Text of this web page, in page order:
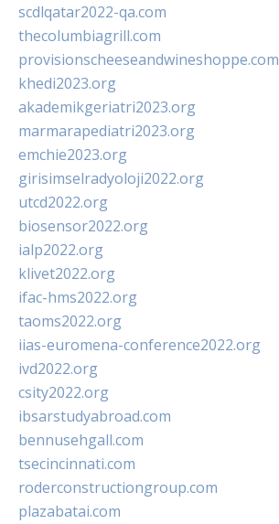
scdlqatar2022-qa.com
thecolumbiagrill.com
provisionscheeseandwineshoppe.com
khedi2023.org
akademikgeriatri2023.org
marmarapediatri2023.org
emchie2023.org
girisimselradyoloji2022.org
utcd2022.org
biosensor2022.org
ialp2022.org
klivet2022.org
ifac-hms2022.org
taoms2022.org
iias-euromena-conference2022.org
ivd2022.org
csity2022.org
ibsarstudyabroad.com
bennusehgall.com
tsecincinnati.com
roderconstructiongroup.com
plazabatai.com